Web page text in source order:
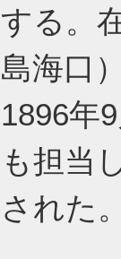
する。
島海口
1896年
も担当
された。